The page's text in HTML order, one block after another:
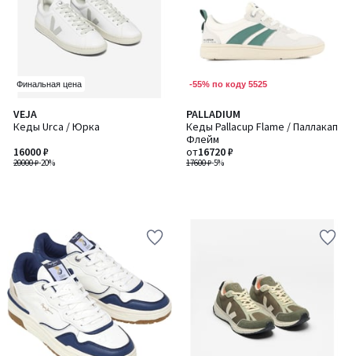
Финальная цена
VEJA
Кеды Urca / Юрка
20000 ₽-20%
16000 ₽
-55% по коду 5525
PALLADIUM
Кеды Pallacup Flame / Паллакап
Флейм
17600 ₽-5%
от16720 ₽